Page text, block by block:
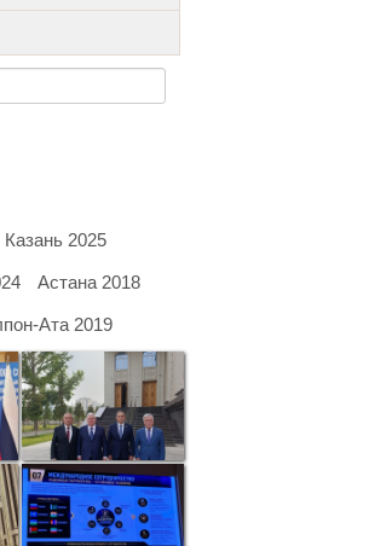
Казань 2025
Астана 2018
Ата 2019